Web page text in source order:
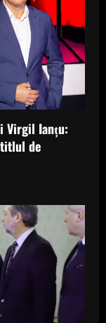
Virgil Ianțu:
de